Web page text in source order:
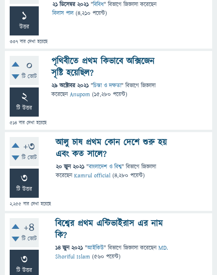
1
উত্তর
337 বার দেখা হয়েছে
21 ডিসেম্বর 2021 "বিবিধ" বিভাগে জিজ্ঞাসাকরেছেন
বিলাস পাল (4,210 পয়েন্ট)
0
টি ভোট
2
টি উত্তর
514 বার দেখা হয়েছে
পৃথিবীতে প্রথম কিভাবে অক্সিজেন
সৃষ্টি হয়েছিল?
29 অক্টোবর 2021 "চিন্তা ও দক্ষতা" বিভাগে জিজ্ঞাসা
করেছেনAnupom (15,280 পয়েন্ট)
+3
টি ভোট
3
টি উত্তর
2,255 বার দেখা হয়েছে
আলু চাষ প্রথম কোন দেশে শুরু হয়
এবং কত সালে?
20 জুন 2021 "বাংলাদেশ ও বিশ্ব" বিভাগে জিজ্ঞাসা
করেছেনKamrul official (4,280 পয়েন্ট)
+4
টি ভোট
3
টি উত্তর
বিশ্বের প্রথম এন্টিভাইরাস এর নাম
কি?
14 জুন 2021 "আইকিউ" বিভাগে জিজ্ঞাসাকরেছেনMD.
Shoriful Islam (560 পয়েন্ট)